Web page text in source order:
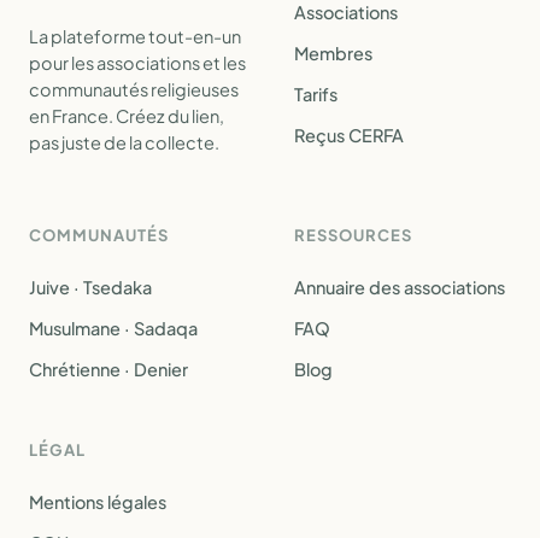
La plateforme tout-en-un
pour les associations et les
communautés religieuses
en France. Créez du lien,
pas juste de la collecte.
Associations
Membres
Tarifs
Reçus CERFA
COMMUNAUTÉS
Juive · Tsedaka
Musulmane · Sadaqa
Chrétienne · Denier
RESSOURCES
Annuaire des associations
FAQ
Blog
LÉGAL
Mentions légales